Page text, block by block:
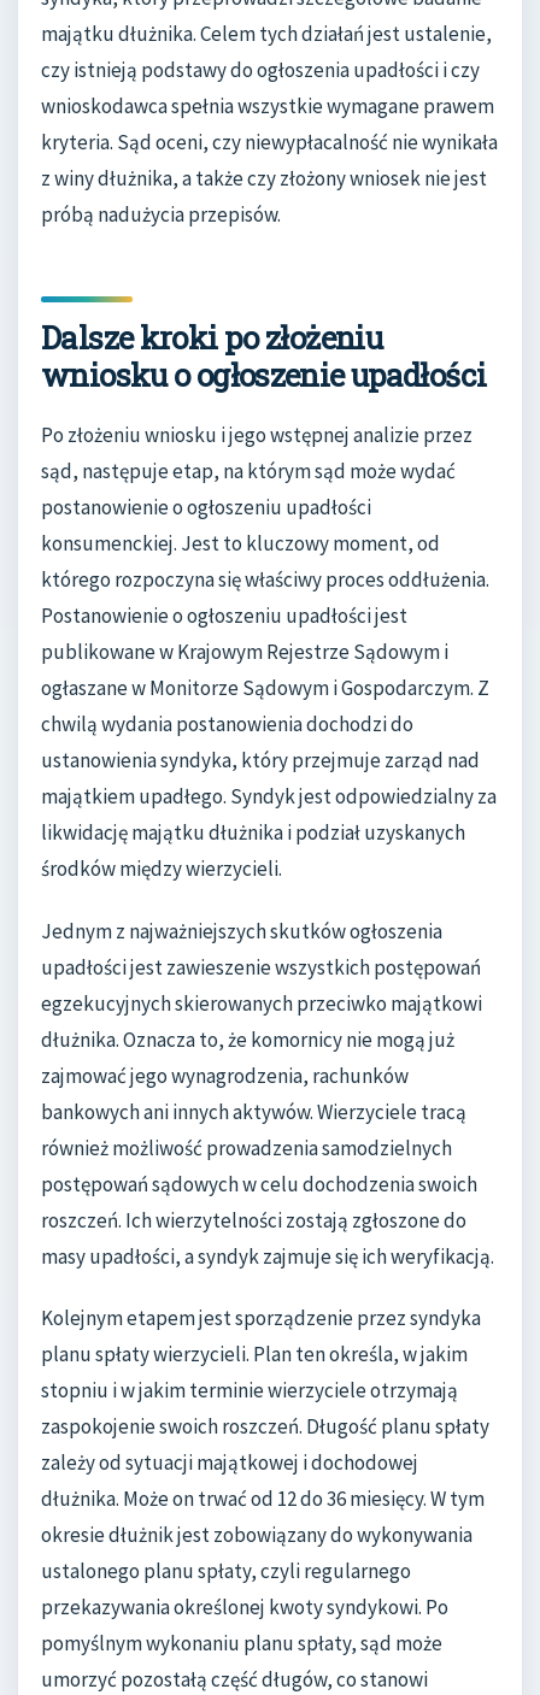
majątku dłużnika. Celem tych działań jest ustalenie,
czy istnieją podstawy do ogłoszenia upadłości i czy
wnioskodawca spełnia wszystkie wymagane prawem
kryteria. Sąd oceni, czy niewypłacalność nie wynikała
z winy dłużnika, a także czy złożony wniosek nie jest
próbą nadużycia przepisów.
Dalsze kroki po złożeniu
wniosku o ogłoszenie upadłości
Po złożeniu wniosku i jego wstępnej analizie przez
sąd, następuje etap, na którym sąd może wydać
postanowienie o ogłoszeniu upadłości
konsumenckiej. Jest to kluczowy moment, od
którego rozpoczyna się właściwy proces oddłużenia.
Postanowienie o ogłoszeniu upadłości jest
publikowane w Krajowym Rejestrze Sądowym i
ogłaszane w Monitorze Sądowym i Gospodarczym. Z
chwilą wydania postanowienia dochodzi do
ustanowienia syndyka, który przejmuje zarząd nad
majątkiem upadłego. Syndyk jest odpowiedzialny za
likwidację majątku dłużnika i podział uzyskanych
środków między wierzycieli.
Jednym z najważniejszych skutków ogłoszenia
upadłości jest zawieszenie wszystkich postępowań
egzekucyjnych skierowanych przeciwko majątkowi
dłużnika. Oznacza to, że komornicy nie mogą już
zajmować jego wynagrodzenia, rachunków
bankowych ani innych aktywów. Wierzyciele tracą
również możliwość prowadzenia samodzielnych
postępowań sądowych w celu dochodzenia swoich
roszczeń. Ich wierzytelności zostają zgłoszone do
masy upadłości, a syndyk zajmuje się ich weryfikacją.
Kolejnym etapem jest sporządzenie przez syndyka
planu spłaty wierzycieli. Plan ten określa, w jakim
stopniu i w jakim terminie wierzyciele otrzymają
zaspokojenie swoich roszczeń. Długość planu spłaty
zależy od sytuacji majątkowej i dochodowej
dłużnika. Może on trwać od 12 do 36 miesięcy. W tym
okresie dłużnik jest zobowiązany do wykonywania
ustalonego planu spłaty, czyli regularnego
przekazywania określonej kwoty syndykowi. Po
pomyślnym wykonaniu planu spłaty, sąd może
umorzyć pozostałą część długów, co stanowi